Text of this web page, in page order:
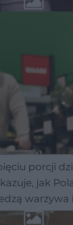
porcji
jak
warzywa